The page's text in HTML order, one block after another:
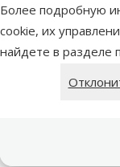
Более подробную
cookie, их
найдете в разделе